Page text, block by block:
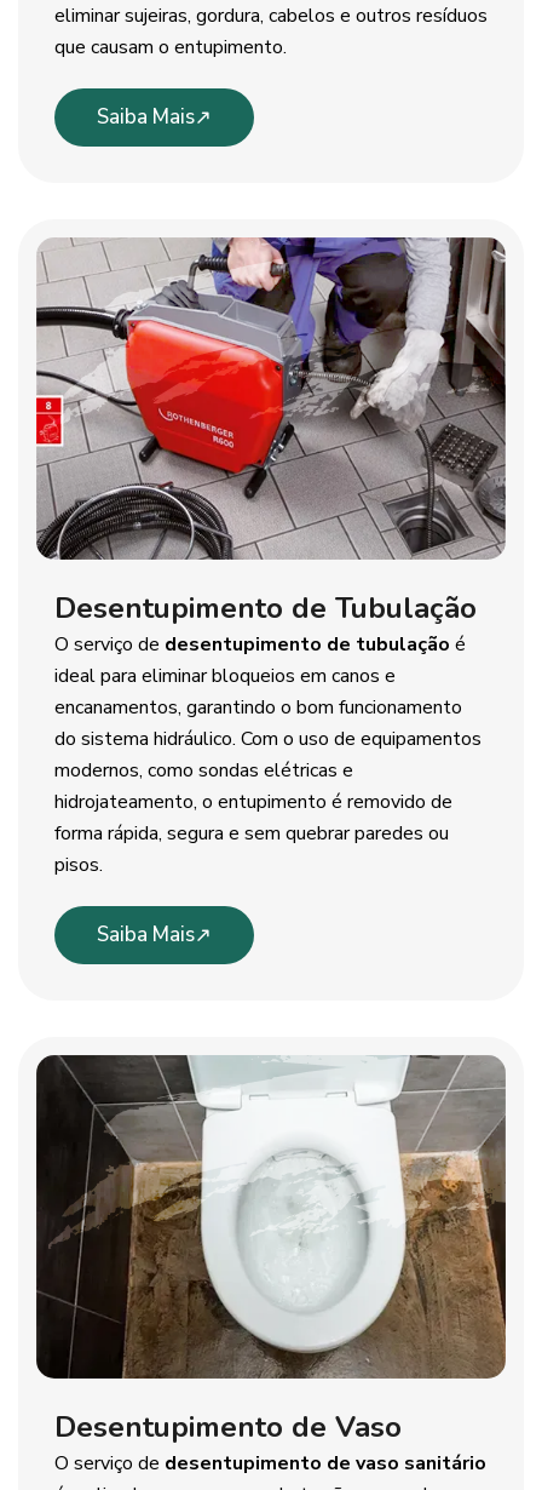
eliminar sujeiras, gordura, cabelos e outros resíduos
que causam o entupimento.
Saiba Mais
Desentupimento de Tubulação
O serviço de desentupimento de tubulação é
ideal para eliminar bloqueios em canos e
encanamentos, garantindo o bom funcionamento
do sistema hidráulico. Com o uso de equipamentos
modernos, como sondas elétricas e
hidrojateamento, o entupimento é removido de
forma rápida, segura e sem quebrar paredes ou
pisos.
Saiba Mais
Desentupimento de Vaso
O serviço de desentupimento de vaso sanitário